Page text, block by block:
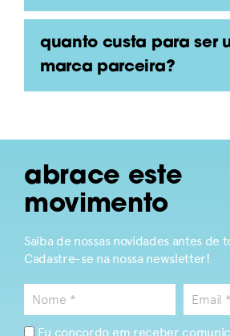
Quanto custa para ser uma
marca parceira?
abrace este
movimento
Saiba de nossas novidades antes de
Cadastre-se na nossa newsletter!
Eu concordo em receber